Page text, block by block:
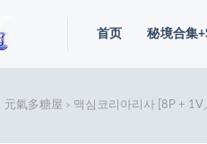
首页 秘境合集
元氣多糖屋 > 맥심코리아리사 [8P + 1V